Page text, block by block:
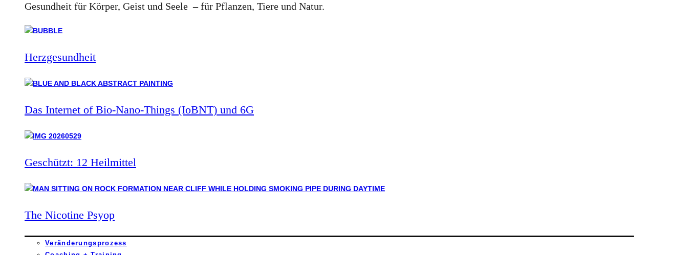
Gesundheit für Körper, Geist und Seele – für Pflanzen, Tiere und Natur.
Herzgesundheit
Das Internet of Bio-Nano-Things (IoBNT) und 6G
Geschützt: 12 Heilmittel
The Nicotine Psyop
Veränderungsprozess